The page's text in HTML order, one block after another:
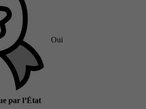
par l’État
Oui